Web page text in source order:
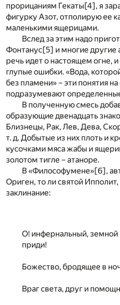
прорицаниям Гекаты[4], я
фигурку Азот, отполирую ее
маленькими ящерицами.
Вслед за этим надо
Фонтанус[5] и многие другие
речь идет о настоящем огне,
глупые ошибки. «Вода,
без пламени» – эти понятия
подразумевают
В полученную смесь
образующие двенадцать
Близнецы, Рак, Лев, Дева,
т. д. Добытые из них плоть и
кусочками мяса жабы и
золотом тигле – атаноре.
В «Философумене»[6],
Ориген, то ли святой
заклинание:
О! инфернальный,
приди!
Божество, бродящее в
Враг света, друг и